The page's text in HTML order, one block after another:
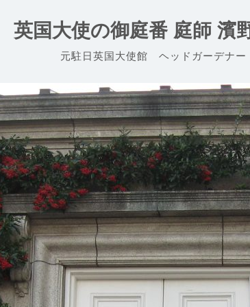
英国大使の御庭番 庭師 濱
元駐日英国大使館 ヘッドガーデナー